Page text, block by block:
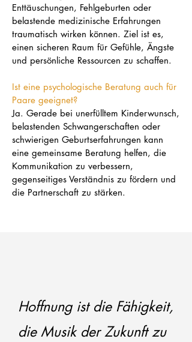
Enttäuschungen, Fehlgeburten oder
belastende medizinische Erfahrungen
traumatisch wirken können. Ziel ist es,
einen sicheren Raum für Gefühle, Ängste
und persönliche Ressourcen zu schaffen.
Ist eine psychologische Beratung auch für
Paare geeignet?
Ja. Gerade bei unerfülltem Kinderwunsch,
belastenden Schwangerschaften oder
schwierigen Geburtserfahrungen kann
eine gemeinsame Beratung helfen, die
Kommunikation zu verbessern,
gegenseitiges Verständnis zu fördern und
die Partnerschaft zu stärken.
Hoffnung ist die Fähigkeit,
die Musik der Zukunft zu